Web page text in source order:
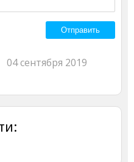
04 сентября 2019